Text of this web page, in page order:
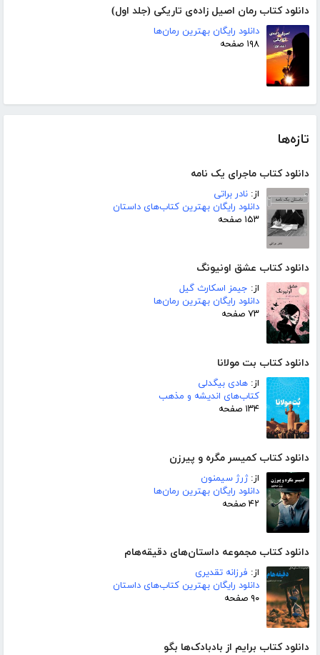
دانلود کتاب رمان اصیل زاده‌ی تاریکی (جلد اول)
دانلود رایگان بهترین رمان‌ها
۱۹۸ صفحه
تازه‌ها
دانلود کتاب ماجرای یک نامه
از: نادر براتی
دانلود رایگان بهترین کتاب‌های داستان
۱۵۳ صفحه
دانلود کتاب عشق اونیونگ
از: جیمز اسکارث گیل
دانلود رایگان بهترین رمان‌ها
۷۳ صفحه
دانلود کتاب بت مولانا
از: هادی بیگدلی
کتاب‌های اندیشه و مذهب
۱۳۴ صفحه
دانلود کتاب کمیسر مگره و پیرزن
از:ژرژ سیمنون
دانلود رایگان بهترین رمان‌ها
۴۲ صفحه
دانلود کتاب مجموعه داستان‌های دقیقه‌هام
از: فرزانه تقدیری
دانلود رایگان بهترین کتاب‌های داستان
۹۰ صفحه
دانلود کتاب برایم از بادبادک‌ها بگو